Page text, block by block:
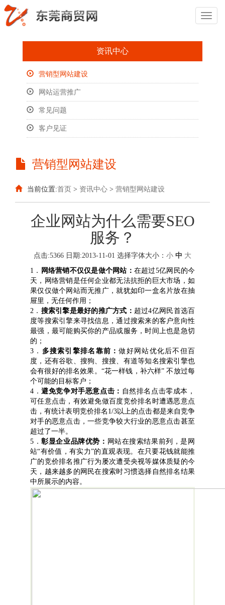
Toggle
资讯中心
营销型网站建设
网站运营推广
常见问题
客户见证
营销型网站建设
当前位置:首页 > 资讯中心 > 营销型网站建设
企业网站为什么需要SEO
服务？
点击:5366 日期:2013-11-01 选择字体大小： 小 中 大
1． 网络营销不仅仅是做个网站： 在超过5亿网民的今
天，网络营销是任何企业都无法抗拒的巨大市场，如
果仅仅做个网站而无推广，就犹如印一盒名片放在抽
屉里，无任何作用；
2． 搜索引擎是最好的推广方式： 超过4亿网民首选百
度等搜索引擎来寻找信息，通过搜索来的客户意向性
最强，最可能购买你的产品或服务，时间上也是急切
的；
3． 多搜索引擎排名靠前：做好网站优化后不但百
度，还有谷歌、搜狗、搜搜、有道等知名搜索引擎也
会有很好的排名效果。“花一样钱，补六样” 不放过每
个可能的目标客户；
4．避免竞争对手恶意点击： 自然排名点击零成本，
可任意点击，有效避免做百度竞价排名时遭遇恶意点
击，有统计表明竞价排名 1/3以上的点击都是来自竞争
对手的恶意点击，一些竞争较大行业的恶意点击甚至
超过了一半。
5．彰显企业品牌优势： 网站在搜索结果前列，是网
站“有价值，有实力”的直观表现。在只要花钱就能推
广的竞价排名推广行为屡次遭受央视等媒体质疑的今
天，越来越多的网民在搜索时习惯选择自然排名结果
中所展示的内容。